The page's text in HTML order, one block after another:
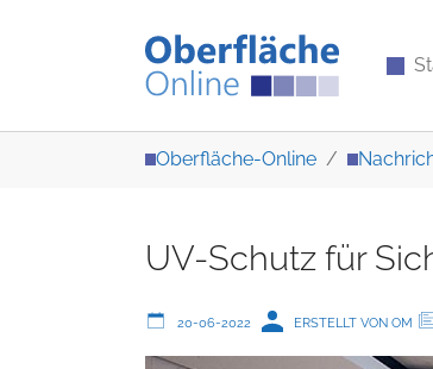
Oberfläche-Online
UV-Schutz für
20-06-2022 ERSTELLT VON OM